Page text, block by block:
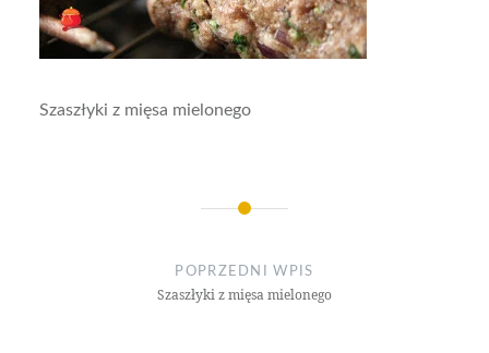
Szaszłyki z mięsa mielonego
POPRZEDNI WPIS
Szaszłyki z mięsa mielonego